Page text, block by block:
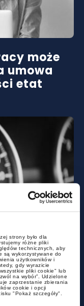
strony było dla
różne pliki
technicznych, aby
są wykorzystywane do
użytkowników i
gdy wyrazicie
pliki cookie" lub
na wybór”. Udzielone
zaprzestanie zbierania
cookie i opcji
"Pokaż szczegóły".
może
umowa
etat